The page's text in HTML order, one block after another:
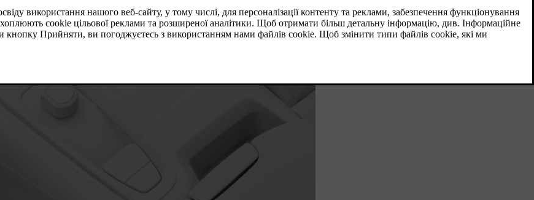
Коли ввімкнено функцію керування за
допомогою однієї педалі, ви керуєте як